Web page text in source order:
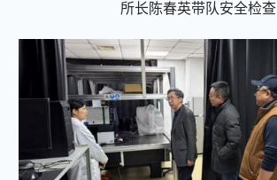
所长陈春英带队安全检查